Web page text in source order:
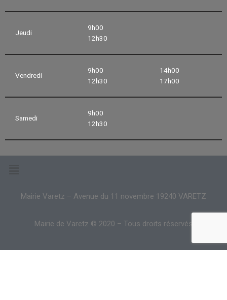
Jeudi
9h00
12h30
Vendredi
9h00
12h30
14h00
17h00
Samedi
9h00
12h30
Mairie Varetz – Avenue du 11 novembre 19240 VARETZ
Mairie de Varetz © 2020 – Tous droits réservés